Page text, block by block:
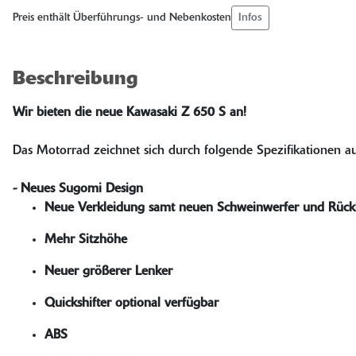
Preis enthält Überführungs- und Nebenkosten Infos
Beschreibung
Wir bieten die neue Kawasaki Z 650 S an!
Das Motorrad zeichnet sich durch folgende Spezifikationen
- Neues Sugomi Design
Neue Verkleidung samt neuen Schweinwerfer und
Mehr Sitzhöhe
Neuer größerer Lenker
Quickshifter optional verfügbar
ABS